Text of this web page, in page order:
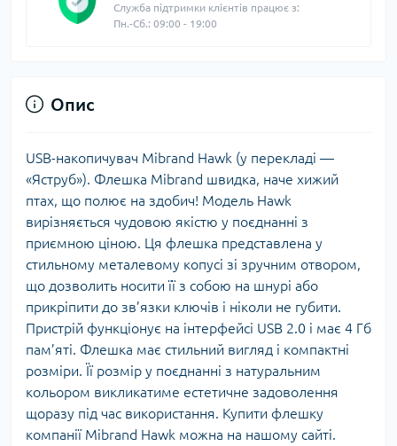
Служба підтримки клієнтів працює з:
Пн.-Сб.: 09:00 - 19:00
Опис
USB-накопичувач Mibrand Hawk (у перекладі —
«Яструб»). Флешка Mibrand швидка, наче хижий
птах, що полює на здобич! Модель Hawk
вирізняється чудовою якістю у поєднанні з
приємною ціною. Ця флешка представлена у
стильному металевому копусі зі зручним отвором,
що дозволить носити її з собою на шнурі або
прикріпити до зв’язки ключів і ніколи не губити.
Пристрій функціонує на інтерфейсі USB 2.0 і має 4 Гб
пам’яті. Флешка має стильний вигляд і компактні
розміри. Її розмір у поєднанні з натуральним
кольором викликатиме естетичне задоволення
щоразу під час використання. Купити флешку
компанії Mibrand Hawk можна на нашому сайті.